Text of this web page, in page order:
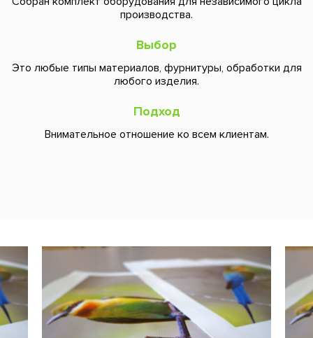
производства.
Выбор
Это любые типы материалов, фурнитуры, обработки для
любого изделия.
Подход
Внимательное отношение ко всем клиентам.